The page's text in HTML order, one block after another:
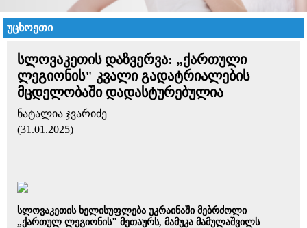
უცხოეთი
სლოვაკეთის დაზვერვა: „ქართული
ლეგიონის" კვალი გადატრიალების
მცდელობაში დადასტურებულია
ნატალია ჯვარიძე
(31.01.2025)
სლოვაკეთის ხელისუფლება უკრაინაში მებრძოლი
„ქართულ ლეგიონის" მეთაურს, მამუკა მამულაშვილს